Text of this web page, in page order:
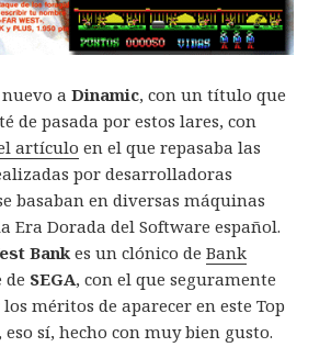
nuevo aDinamic, con un título que
de pasada por estos lares, con
artículo en el que repasaba las
por desarrolladoras
basaban en diversas máquinas
Era Dorada del Software español.
Bankes un clónico deBank
de SEGA, con el que seguramente
méritos de aparecer en este Top
eso sí, hecho con muy bien gusto.